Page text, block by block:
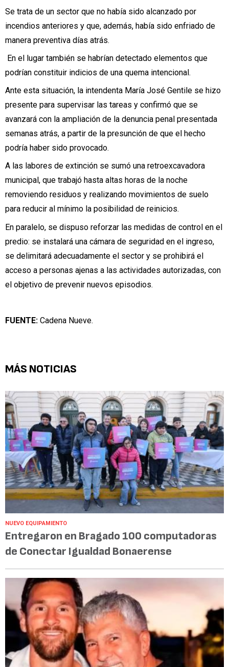
Se trata de un sector que no había sido alcanzado por
incendios anteriores y que, además, había sido enfriado de
manera preventiva días atrás.
En el lugar también se habrían detectado elementos que
podrían constituir indicios de una quema intencional.
Ante esta situación, la intendenta María José Gentile se hizo
presente para supervisar las tareas y confirmó que se
avanzará con la ampliación de la denuncia penal presentada
semanas atrás, a partir de la presunción de que el hecho
podría haber sido provocado.
A las labores de extinción se sumó una retroexcavadora
municipal, que trabajó hasta altas horas de la noche
removiendo residuos y realizando movimientos de suelo
para reducir al mínimo la posibilidad de reinicios.
En paralelo, se dispuso reforzar las medidas de control en el
predio: se instalará una cámara de seguridad en el ingreso,
se delimitará adecuadamente el sector y se prohibirá el
acceso a personas ajenas a las actividades autorizadas, con
el objetivo de prevenir nuevos episodios.
FUENTE: Cadena Nueve.
MÁS NOTICIAS
NUEVO EQUIPAMIENTO
Entregaron en Bragado 100 computadoras
de Conectar Igualdad Bonaerense